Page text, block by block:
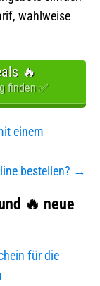
wahlweise
🔥
finden ✅
einem
bestellen? →
🔥 neue
für die